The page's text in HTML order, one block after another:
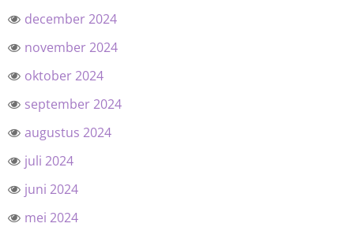
december 2024
november 2024
oktober 2024
september 2024
augustus 2024
juli 2024
juni 2024
mei 2024